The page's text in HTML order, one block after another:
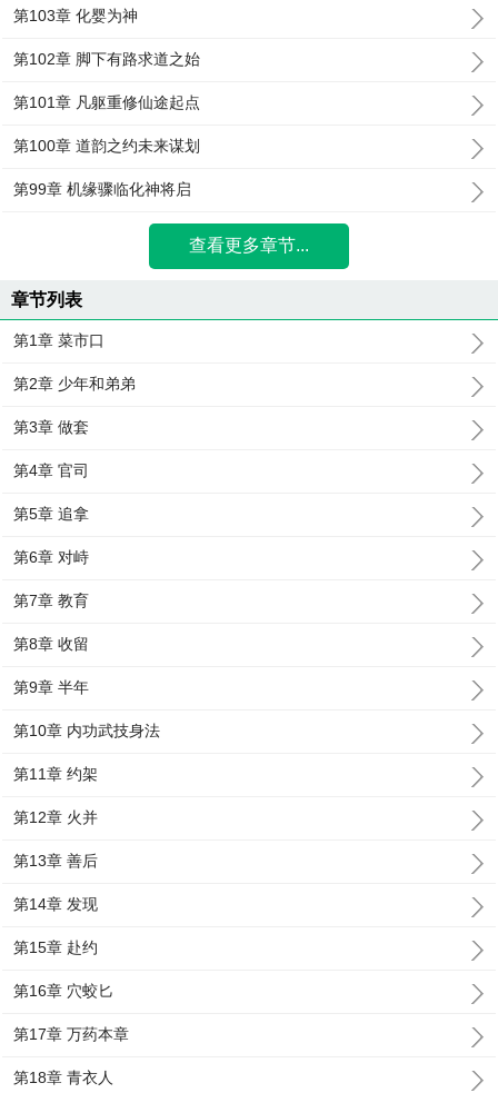
第103章 化婴为神
第102章 脚下有路求道之始
第101章 凡躯重修仙途起点
第100章 道韵之约未来谋划
第99章 机缘骤临化神将启
查看更多章节...
章节列表
第1章 菜市口
第2章 少年和弟弟
第3章 做套
第4章 官司
第5章 追拿
第6章 对峙
第7章 教育
第8章 收留
第9章 半年
第10章 内功武技身法
第11章 约架
第12章 火并
第13章 善后
第14章 发现
第15章 赴约
第16章 穴蛟匕
第17章 万药本章
第18章 青衣人